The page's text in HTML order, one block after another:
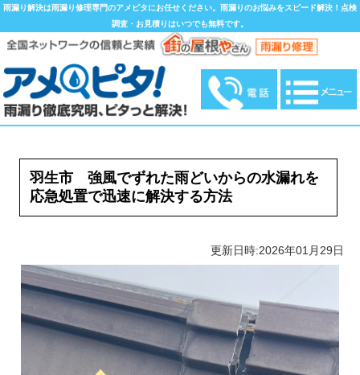
雨漏り解決は雨漏り修理専門のアメピタにお任せください。雨漏りのお悩みをスピード解決！点検
調査・お見積りはいつでも無料です。
羽生市 強風でずれた雨どいからの水漏れを
応急処置で迅速に解決する方法
更新日時:2026年01月29日